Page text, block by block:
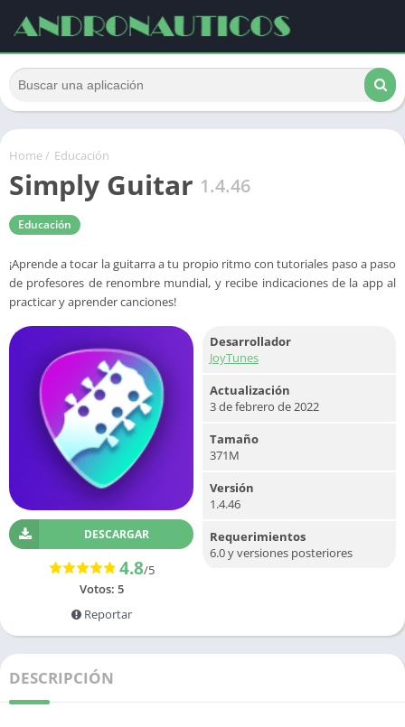
Home/ Educación
Simply Guitar 1.4.46
Educación
¡Aprende a tocar la guitarra a tu propio ritmo con tutoriales paso a paso
de profesores de renombre mundial, y recibe indicaciones de la app al
practicar y aprender canciones!
DESCARGAR
4.8/5
Votos: 5
Reportar
Desarrollador
JoyTunes
Actualización
3 de febrero de 2022
Tamaño
371M
Versión
1.4.46
Requerimientos
6.0 y versiones posteriores
DESCRIPCIÓN